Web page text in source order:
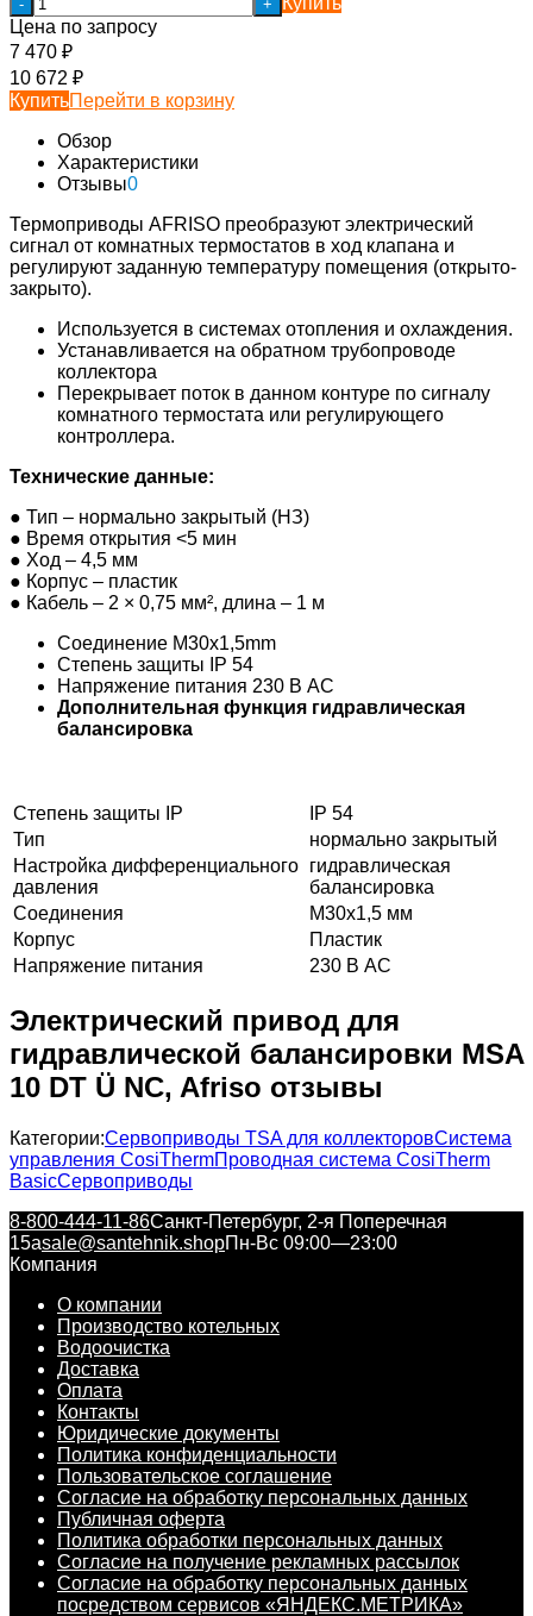
- +
Цена по запросу
7 470 ₽
10 672 ₽
КупитьПерейти в корзину
Обзор
Характеристики
Отзывы0
Термоприводы AFRISO преобразуют электрический
сигнал от комнатных термостатов в ход клапана и
регулируют заданную температуру помещения (открыто-
закрыто).
Используется в системах отопления и охлаждения.
Устанавливается на обратном трубопроводе
коллектора
Перекрывает поток в данном контуре по сигналу
комнатного термостата или регулирующего
контроллера.
Технические данные:
● Тип – нормально закрытый (НЗ)
● Время открытия <5 мин
● Ход – 4,5 мм
● Корпус – пластик
● Кабель – 2 × 0,75 мм², длина – 1 м
Соединение M30x1,5mm
Степень защиты IP 54
Напряжение питания 230 В AC
Дополнительная функция гидравлическая
балансировка
Степень защиты IP
IP 54
Тип
нормально закрытый
Настройка дифференциального
давления
гидравлическая
балансировка
Соединения
M30x1,5 мм
Корпус
Пластик
Напряжение питания
230 В AC
Электрический привод для
гидравлической балансировки MSA
10 DT Ü NC, Afriso отзывы
Категории:Сервоприводы TSA для коллекторовСистема
управления CosiThermПроводная система CosiTherm
BasicСервоприводы
8-800-444-11-86Санкт-Петербург, 2-я Поперечная
15аsale@santehnik.shopПн-Вс 09:00—23:00
Компания
О компании
Производство котельных
Водоочистка
Доставка
Оплата
Контакты
Юридические документы
Политика конфиденциальности
Пользовательское соглашение
Согласие на обработку персональных данных
Публичная оферта
Политика обработки персональных данных
Согласие на получение рекламных рассылок
Согласие на обработку персональных данных
посредством сервисов «ЯНДЕКС.МЕТРИКА»